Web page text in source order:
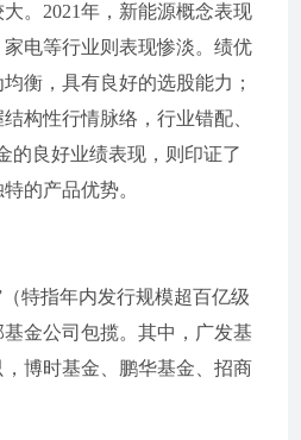
。2021年，新能源概念表现
电等行业则表现惨淡。绩优
衡，具有良好的选股能力；
构性行情脉络，行业错配、
的良好业绩表现，则印证了
的产品优势。
（特指年内发行规模超百亿级
金公司包揽。其中，广发基
博时基金、鹏华基金、招商